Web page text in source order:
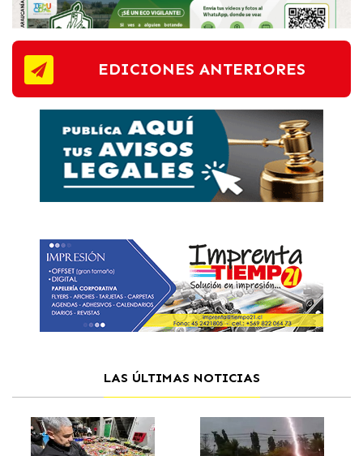
EDICIONES ANTERIORES
LAS ÚLTIMAS NOTICIAS